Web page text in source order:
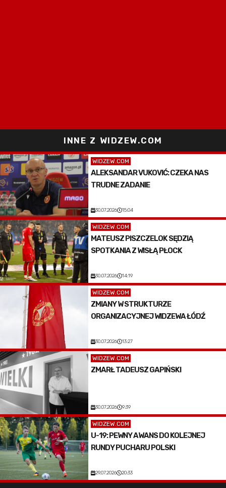
INNE Z WIDZEW.COM
WIDZEW.COM
ALEKSANDAR VUKOVIĆ: CZEKA NAS
TRUDNE ZADANIE
30.07.2026 15:04
WIDZEW.COM
MATEUSZ PISZCZELOK SĘDZIĄ
SPOTKANIA Z WISŁĄ PŁOCK
30.07.2026 14:19
WIDZEW.COM
ZMIANY W STRUKTURZE
ORGANIZACYJNEJ WIDZEWA ŁÓDŹ
30.07.2026 13:27
WIDZEW.COM
ZMARŁ TADEUSZ GAPIŃSKI
30.07.2026 9:39
WIDZEW.COM
U-19: PEWNY AWANS DO KOLEJNEJ
RUNDY PUCHARU POLSKI
29.07.2026 20:33